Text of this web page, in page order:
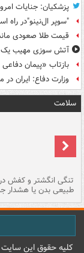
پزشکیان: جنایات
"سوپر ال‌نینو"در راه
قیمت طلا صعودی
آتش سوزی مهیب یک ساختمان ۱۲
بازتاب «پیمان
وزارت دفاع: ایران
سلامت
تنگی انگشتر و کفش
طبیعی بدن یا هشدار
کليه حقوق اين سايت